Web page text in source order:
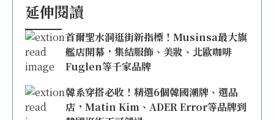
延伸閱讀
首爾聖水洞逛街新指標！Musinsa最大旗
艦店開幕，集結服飾、美妝、北歐咖啡
Fuglen等千家品牌
韓系穿搭必收！精選6個韓國潮牌、選品
店，Matin Kim、ADER Error等品牌到